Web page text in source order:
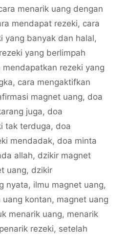
menarik uang dengan
mendapat rezeki, cara
yang banyak dan halal,
yang berlimpah
mendapatkan rezeki yang
, cara mengaktifkan
magnet uang, doa
juga, doa
tak terduga, doa
mendadak, doa minta
allah, dzikir magnet
uang, dzikir
nyata, ilmu magnet uang,
uang kontan, magnet uang
menarik uang, menarik
rezeki, setelah